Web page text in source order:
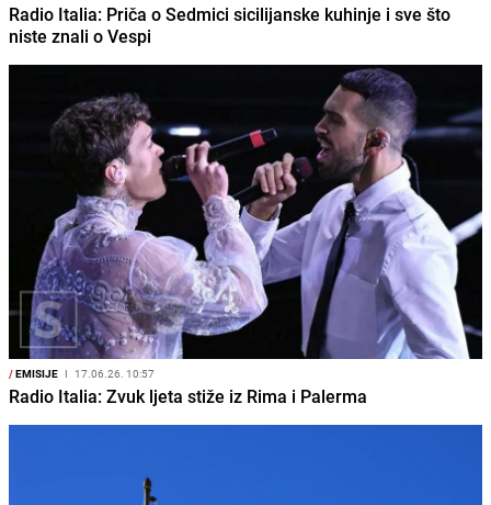
Radio Italia: Priča o Sedmici sicilijanske kuhinje i sve što
niste znali o Vespi
/EMISIJE I 17.06.26. 10:57
Radio Italia: Zvuk ljeta stiže iz Rima i Palerma